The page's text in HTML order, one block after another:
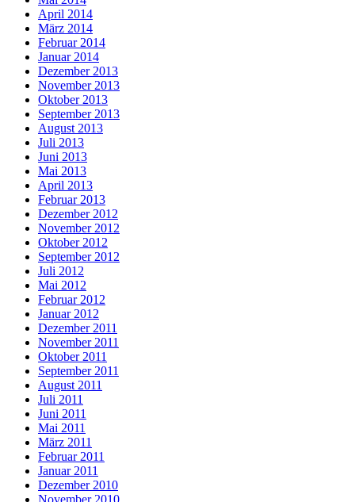
April 2014
März 2014
Februar 2014
Januar 2014
Dezember 2013
November 2013
Oktober 2013
September 2013
August 2013
Juli 2013
Juni 2013
Mai 2013
April 2013
Februar 2013
Dezember 2012
November 2012
Oktober 2012
September 2012
Juli 2012
Mai 2012
Februar 2012
Januar 2012
Dezember 2011
November 2011
Oktober 2011
September 2011
August 2011
Juli 2011
Juni 2011
Mai 2011
März 2011
Februar 2011
Januar 2011
Dezember 2010
November 2010